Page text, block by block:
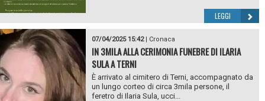
LEGGI
07/04/2025 15:42| Cronaca
IN 3MILA ALLA CERIMONIA FUNEBRE DI ILARIA
SULA A TERNI
È arrivato al cimitero di Terni, accompagnato da
un lungo corteo di circa 3mila persone, il
feretro di Ilaria Sula, ucci...